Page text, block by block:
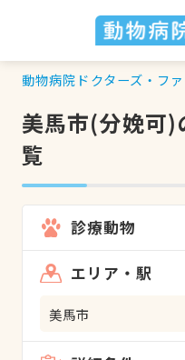
動物病院ドクターズ・フ
美馬市(分娩可)
覧
診療動物
エリア・駅
美馬市